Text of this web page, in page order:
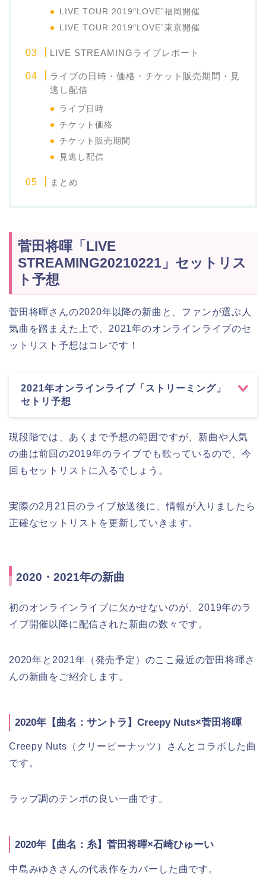
LIVE TOUR 2019″LOVE”福岡開催
LIVE TOUR 2019″LOVE”東京開催
LIVE STREAMINGライブレポート
ライブの日時・価格・チケット販売期間・見
逃し配信
ライブ日時
チケット価格
チケット販売期間
見逃し配信
まとめ
菅田将暉「LIVE
STREAMING20210221」セットリス
ト予想
菅田将暉さんの2020年以降の新曲と、ファンが選ぶ人
気曲を踏まえた上で、2021年のオンラインライブのセ
ットリスト予想はコレです！
2021年オンラインライブ「ストリーミング」
セトリ予想
現段階では、あくまで予想の範囲ですが、新曲や人気
の曲は前回の2019年のライブでも歌っているので、今
回もセットリストに入るでしょう。
実際の2月21日のライブ放送後に、情報が入りましたら
正確なセットリストを更新していきます。
2020・2021年の新曲
初のオンラインライブに欠かせないのが、2019年のラ
イブ開催以降に配信された新曲の数々です。
2020年と2021年（発売予定）のここ最近の菅田将暉さ
んの新曲をご紹介します。
2020年【曲名：サントラ】Creepy Nuts×菅田将暉
Creepy Nuts（クリーピーナッツ）さんとコラボした曲
です。
ラップ調のテンポの良い一曲です。
2020年【曲名：糸】菅田将暉×石崎ひゅーい
中島みゆきさんの代表作をカバーした曲です。